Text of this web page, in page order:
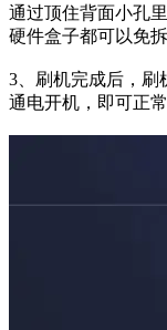
通过顶住背面小孔
硬件盒子都可以免拆
3、刷机完成后，刷
通电开机，即可正